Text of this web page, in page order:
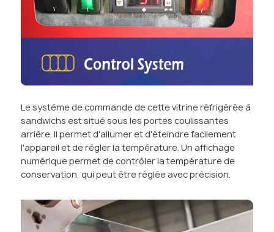
Le système de commande de cette vitrine réfrigérée à
sandwichs est situé sous les portes coulissantes
arrière. Il permet d'allumer et d'éteindre facilement
l'appareil et de régler la température. Un affichage
numérique permet de contrôler la température de
conservation, qui peut être réglée avec précision.